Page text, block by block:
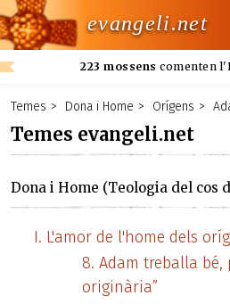
evangeli.net
223 mossens comenten
Temes Dona i Home Orígens
Temes evangeli.net
Dona i Home (Teologia del cos
L'amor de l'home dels
Adam treballa bé,
originària”